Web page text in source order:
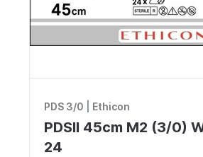
PDS 3/0 Ethicon
PDSII 45cm M2 (3/0)
24